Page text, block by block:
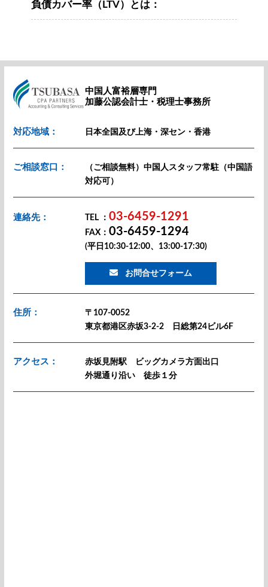
負債カバー率（LTV）とは：
中国人富裕層専門
加藤公認会計士・税理士事務所
対応地域： 日本全国及び上海・深セン・香港
ご相談窓口：
（ご相談無料）中国人スタッフ常駐（中国語
対応可）
連絡先： TEL ：03-6459-1291
FAX：03-6459-1294
(平日10:30-12:00、13:00-17:30)
お問合せフォーム
住所：
〒107-0052
東京都港区赤坂3-2-2 日総第24ビル6F
アクセス：
赤坂見附駅 ビッグカメラ方面出口
外堀通り沿い 徒歩１分